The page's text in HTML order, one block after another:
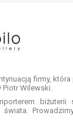
firmy,
Piotr Wilewski.